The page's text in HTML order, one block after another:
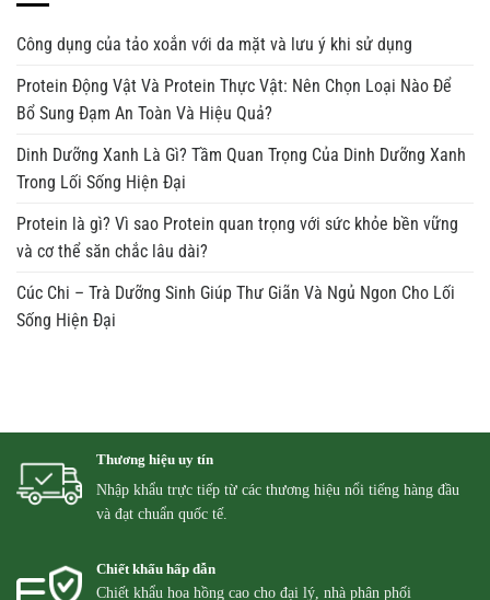
Công dụng của tảo xoắn với da mặt và lưu ý khi sử dụng
Protein Động Vật Và Protein Thực Vật: Nên Chọn Loại Nào Để
Bổ Sung Đạm An Toàn Và Hiệu Quả?
Dinh Dưỡng Xanh Là Gì? Tầm Quan Trọng Của Dinh Dưỡng Xanh
Trong Lối Sống Hiện Đại
Protein là gì? Vì sao Protein quan trọng với sức khỏe bền vững
và cơ thể săn chắc lâu dài?
Cúc Chi – Trà Dưỡng Sinh Giúp Thư Giãn Và Ngủ Ngon Cho Lối
Sống Hiện Đại
Thương hiệu uy tín
Nhập khẩu trực tiếp từ các thương hiệu nổi tiếng hàng đầu
và đạt chuẩn quốc tế.
Chiết khấu hấp dẫn
Chiết khẩu hoa hồng cao cho đại lý, nhà phân phối